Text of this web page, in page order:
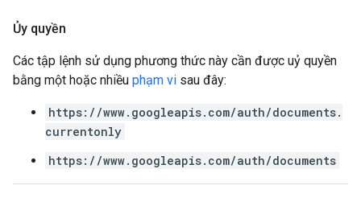
Ủy quyền
Các tập lệnh sử dụng phương thức này cần được uỷ quyền
bằng một hoặc nhiều phạm vi sau đây:
https://www.googleapis.com/auth/documents.
currentonly
https://www.googleapis.com/auth/documents